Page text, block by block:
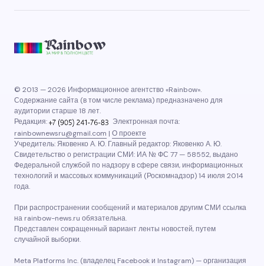
© 2013 — 2026 Информационное агентство «Rainbow».
Содержание сайта (в том числе реклама) предназначено для
аудитории старше 18 лет.
Редакция:
Электронная почта:
rainbownewsru@gmail.com | О проекте
Учредитель: Яковенко А. Ю. Главный редактор: Яковенко А. Ю.
Свидетельство о регистрации СМИ: ИА № ФС 77 — 58552, выдано
Федеральной службой по надзору в сфере связи, информационных
технологий и массовых коммуникаций (Роскомнадзор) 14 июля 2014
года.
При распространении сообщений и материалов другим СМИ ссылка
на rainbow-news.ru обязательна.
Представлен сокращенный вариант ленты новостей, путем
случайной выборки.
Meta Platforms Inc. (владелец Facebook и Instagram) — организация